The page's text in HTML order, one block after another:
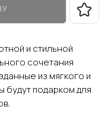
и стильной
сочетания
из мягкого и
подарком для